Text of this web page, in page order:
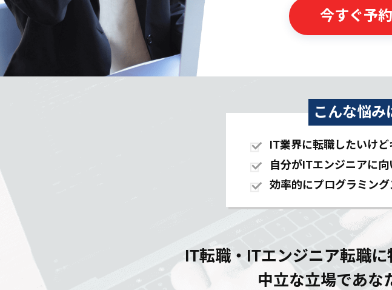
今すぐ予
こんな悩み
IT業界に転職したいけど
自分がITエンジニアに向
効率的にプログラミング
IT転職・ITエンジニア転職に
中立な立場であな